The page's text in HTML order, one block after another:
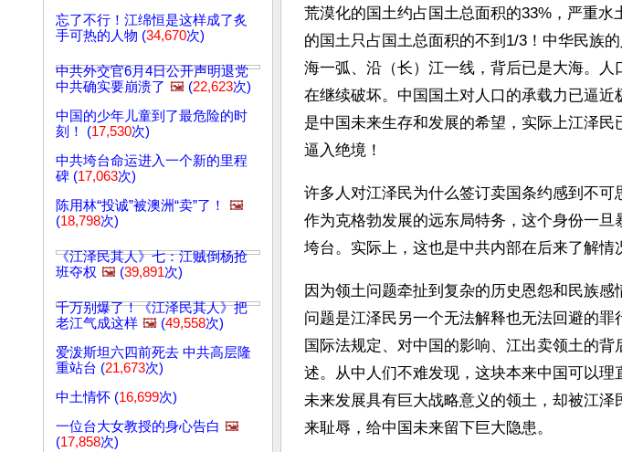
忘了不行！江绵恒是这样成了炙
手可热的人物 (34,670次)
中共外交官6月4日公开声明退党
中共确实要崩溃了 🖼️ (22,623次)
中国的少年儿童到了最危险的时
刻！ (17,530次)
中共垮台命运进入一个新的里程
碑 (17,063次)
陈用林“投诚”被澳洲“卖”了！
🖼️
(18,798次)
《江泽民其人》七：江贼倒杨抢
班夺权 🖼️ (39,891次)
千万别爆了！《江泽民其人》把
老江气成这样 🖼️ (49,558次)
爱泼斯坦六四前死去 中共高层隆
重站台 (21,673次)
中土情怀 (16,699次)
一位台大女教授的身心告白 🖼️
(17,858次)
荒漠化的国土约占国土总面积的33%，严重
的国土只占国土总面积的不到1/3！中华民族
海一弧、沿（长）江一线，背后已是大海。
在继续破坏。中国国土对人口的承载力已逼
是中国未来生存和发展的希望，实际上江泽
逼入绝境！
许多人对江泽民为什么签订卖国条约感到不可
作为克格勃发展的远东局特务，这个身份一
垮台。实际上，这也是中共内部在后来了解情
因为领土问题牵扯到复杂的历史恩怨和民族
问题是江泽民另一个无法解释也无法回避的罪
国际法规定、对中国的影响、江出卖领土的
述。从中人们不难发现，这块本来中国可以
未来发展具有巨大战略意义的领土，却被江
来耻辱，给中国未来留下巨大隐患。